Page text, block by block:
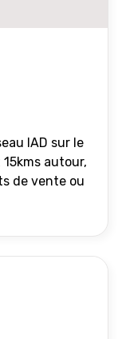
autour,
de vente ou